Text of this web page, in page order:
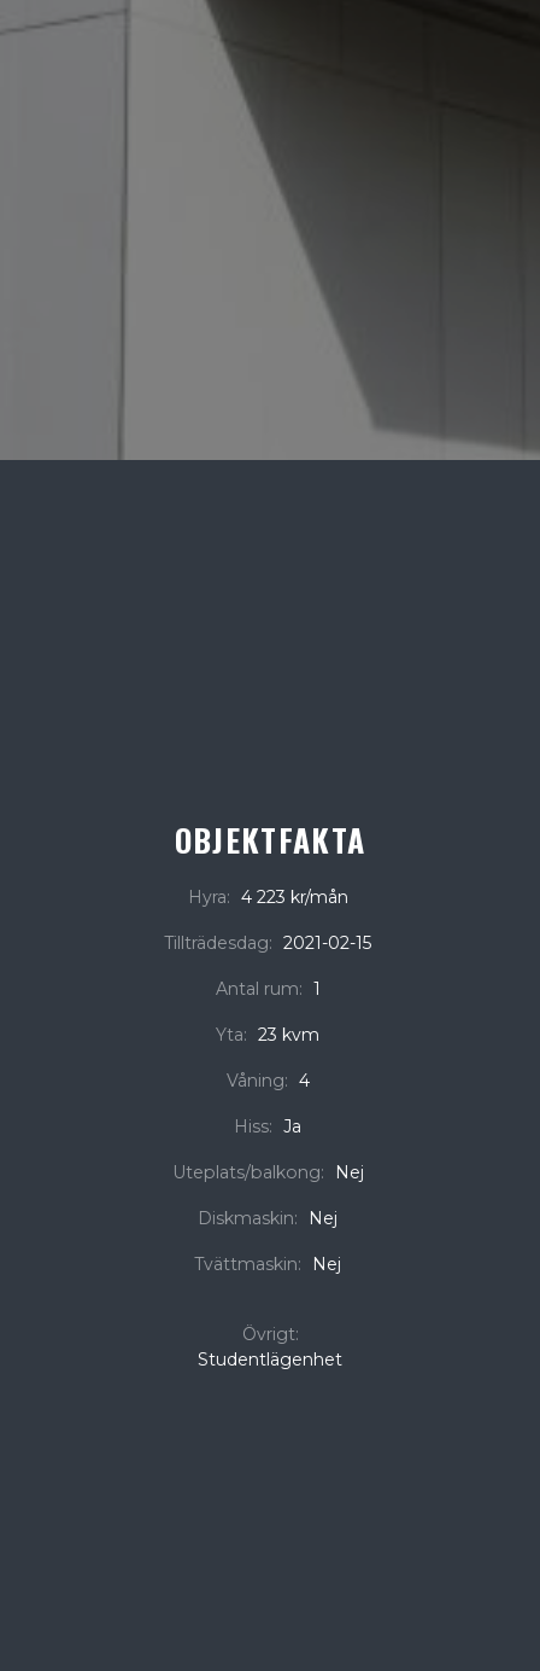
OBJEKTFAKTA
Hyra: 4 223 kr/mån
Tillträdesdag: 2021-02-15
Antal rum: 1
Yta: 23 kvm
Våning: 4
Hiss: Ja
Uteplats/balkong: Nej
Diskmaskin: Nej
Tvättmaskin: Nej
Övrigt:
Studentlägenhet